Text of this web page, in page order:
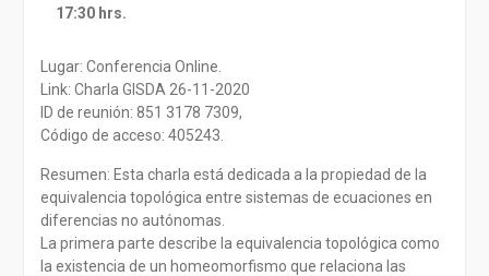
17:30 hrs.
Lugar: Conferencia Online.
Link: Charla GISDA 26-11-2020
ID de reunión: 851 3178 7309,
Código de acceso: 405243.
Resumen: Esta charla está dedicada a la propiedad de la
equivalencia topológica entre sistemas de ecuaciones en
diferencias no autónomas.
La primera parte describe la equivalencia topológica como
la existencia de un homeomorfismo que relaciona las